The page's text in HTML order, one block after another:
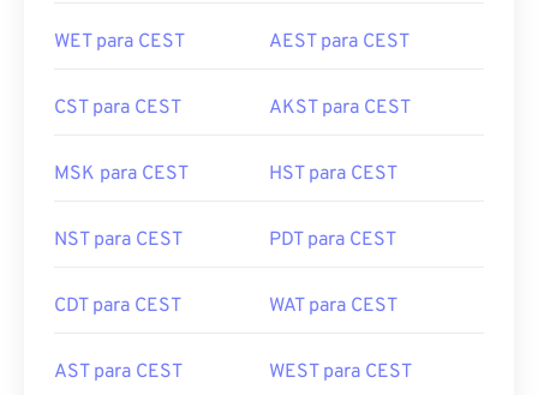
WET para CEST AEST para CEST
CST para CEST AKST para CEST
MSK para CEST HST para CEST
NST para CEST PDT para CEST
CDT para CEST WAT para CEST
AST para CEST WEST para CEST